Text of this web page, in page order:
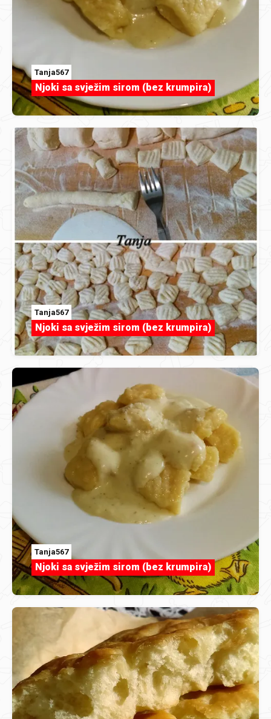
Tanja567
Njoki sa svježim sirom (bez krumpira)
Tanja567
Njoki sa svježim sirom (bez krumpira)
Tanja567
Njoki sa svježim sirom (bez krumpira)